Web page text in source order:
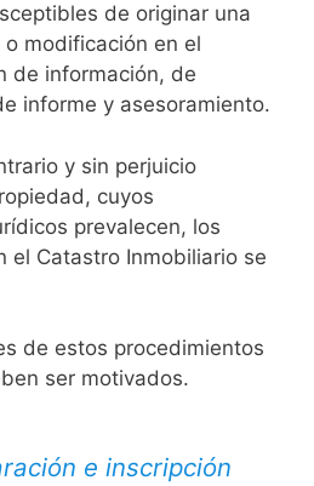
de originar una
o modificación en el
de información, de
informe y asesoramiento.
y sin perjuicio
cuyos
prevalecen, los
el Catastro Inmobiliario se
de estos procedimientos
ser motivados.
e inscripción